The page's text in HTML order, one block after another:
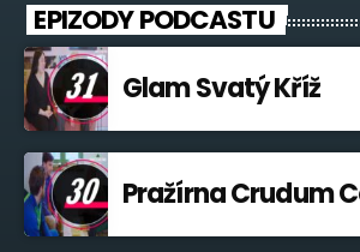
EPIZODY PODCASTU
Glam Svatý Kříž
Pražírna Crudum